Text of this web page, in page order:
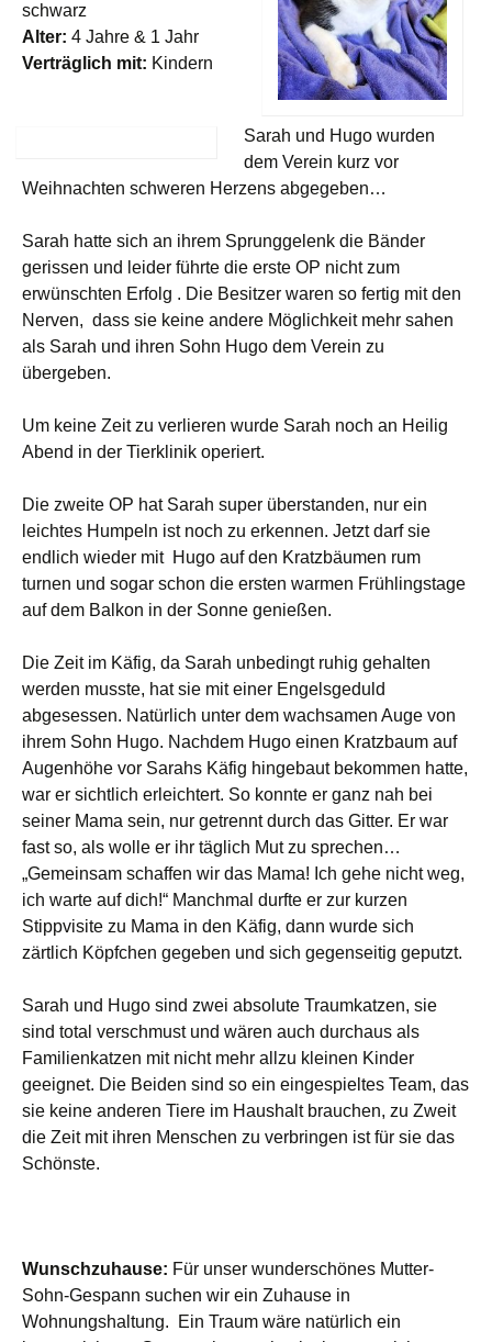
schwarz
Alter: 4 Jahre & 1 Jahr
Verträglich mit: Kindern
Sarah und Hugo wurden
dem Verein kurz vor
Weihnachten schweren Herzens abgegeben…
Sarah hatte sich an ihrem Sprunggelenk die Bänder
gerissen und leider führte die erste OP nicht zum
erwünschten Erfolg . Die Besitzer waren so fertig mit den
Nerven, dass sie keine andere Möglichkeit mehr sahen
als Sarah und ihren Sohn Hugo dem Verein zu
übergeben.
Um keine Zeit zu verlieren wurde Sarah noch an Heilig
Abend in der Tierklinik operiert.
Die zweite OP hat Sarah super überstanden, nur ein
leichtes Humpeln ist noch zu erkennen. Jetzt darf sie
endlich wieder mit Hugo auf den Kratzbäumen rum
turnen und sogar schon die ersten warmen Frühlingstage
auf dem Balkon in der Sonne genießen.
Die Zeit im Käfig, da Sarah unbedingt ruhig gehalten
werden musste, hat sie mit einer Engelsgeduld
abgesessen. Natürlich unter dem wachsamen Auge von
ihrem Sohn Hugo. Nachdem Hugo einen Kratzbaum auf
Augenhöhe vor Sarahs Käfig hingebaut bekommen hatte,
war er sichtlich erleichtert. So konnte er ganz nah bei
seiner Mama sein, nur getrennt durch das Gitter. Er war
fast so, als wolle er ihr täglich Mut zu sprechen…
„Gemeinsam schaffen wir das Mama! Ich gehe nicht weg,
ich warte auf dich!“ Manchmal durfte er zur kurzen
Stippvisite zu Mama in den Käfig, dann wurde sich
zärtlich Köpfchen gegeben und sich gegenseitig geputzt.
Sarah und Hugo sind zwei absolute Traumkatzen, sie
sind total verschmust und wären auch durchaus als
Familienkatzen mit nicht mehr allzu kleinen Kinder
geeignet. Die Beiden sind so ein eingespieltes Team, das
sie keine anderen Tiere im Haushalt brauchen, zu Zweit
die Zeit mit ihren Menschen zu verbringen ist für sie das
Schönste.
Wunschzuhause: Für unser wunderschönes Mutter-
Sohn-Gespann suchen wir ein Zuhause in
Wohnungshaltung. Ein Traum wäre natürlich ein